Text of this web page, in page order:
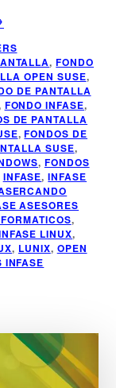
ACERCA
,FONDO
OPEN SUSE,
DE PANTALLA
FONDO INFASE,
DE PANTALLA
,FONDOS DE
SUSE,
, FONDOS
INFASE,INFASE
ASESORES
,
LINUX,
, LUNIX, OPEN
INFASE